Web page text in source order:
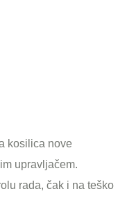
kosilica nove
upravljačem.
rada, čak i na teško